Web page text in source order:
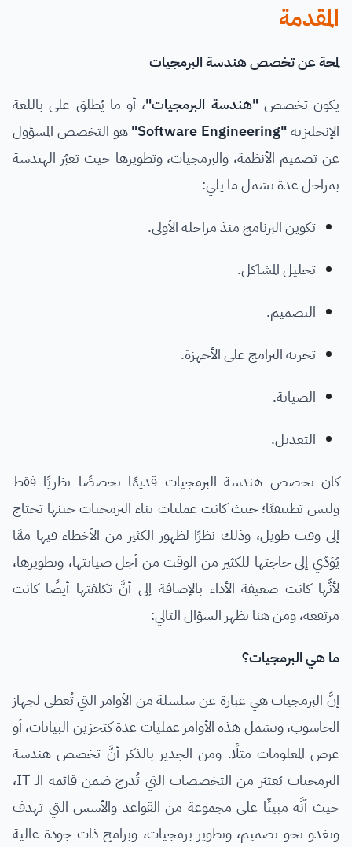
المقدمة
لمحة عن تخصص هندسة البرمجيات
يكون تخصص"هندسة البرمجيات"، أو ما يُطلق على باللغة
الإنجليزية"Software Engineering"
هو التخصص المسؤول
عن تصميم الأنظمة، والبرمجيات، وتطويرها حيث تعبُر الهندسة
بمراحل عدة تشمل ما يلي:
تكوين البرنامج منذ مراحله الأولى.
تحليل المشاكل.
التصميم.
تجربة البرامج على الأجهزة.
الصيانة.
التعديل.
كان تخصص هندسة البرمجيات قديمًا تخصصًا نظريًا فقط
وليس تطبيقيًا؛ حيث كانت عمليات بناء البرمجيات حينها تحتاج
إلى وقت طويل، وذلك نظرًا لظهور الكثير من الأخطاء فيها ممَّا
يُؤدّي إلى حاجتها للكثير من الوقت من أجل صيانتها، وتطويرها،
لأنَّها كانت ضعيفة الأداء بالإضافة إلى أنَّ تكلفتها أيضًا كانت
مرتفعة، ومن هنا يظهر السؤال التالي:
ما هي البرمجيات؟
إنَّ البرمجيات هي عبارة عن سلسلة من الأوامر التي تُعطى لجهاز
الحاسوب، وتشمل هذه الأوامر عمليات عدة كتخزين البيانات، أو
عرض المعلومات مثلًا. ومن الجدير بالذكر أنَّ تخصص هندسة
البرمجيات يُعتبَر من التخصصات التي تُدرج ضمن قائمة الـ IT،
حيث أنَّه مبينًَا على مجموعة من القواعد والأسس التي تهدف
وتغدو نحو تصميم، وتطوير برمجيات، وبرامج ذات جودة عالية